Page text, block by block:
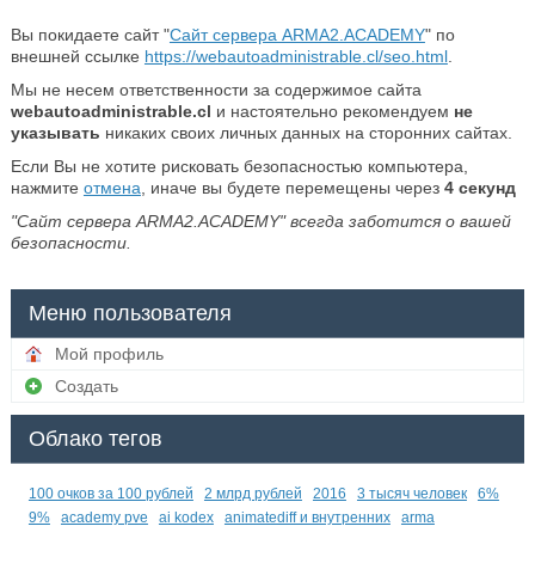
Вы покидаете сайт "Сайт сервера ARMA2.ACADEMY" по
внешней ссылке https://webautoadministrable.cl/seo.html.
Мы не несем ответственности за содержимое сайта
webautoadministrable.cl и настоятельно рекомендуем не
указывать никаких своих личных данных на сторонних сайтах.
Если Вы не хотите рисковать безопасностью компьютера,
нажмите отмена , иначе вы будете перемещены через 4секунд
"Сайт сервера ARMA2.ACADEMY" всегда заботится о вашей
безопасности.
Меню пользователя
Мой профиль
Создать
Облако тегов
100 очков за 100 рублей 2 млрд рублей 2016 3 тысяч человек
6%
9%
academy pve ai kodex animatediff и внутренних arma